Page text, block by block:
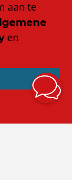
aan te
en